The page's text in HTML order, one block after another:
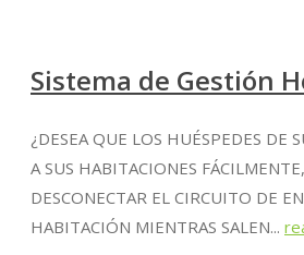
Sistema de Gestión
¿DESEA QUE LOS HUÉSPEDES DE
A SUS HABITACIONES
DESCONECTAR EL CIRCUITO DE
HABITACIÓN MIENTRAS SALEN...